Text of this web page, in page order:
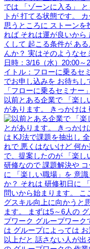
以前とある企業で 「楽し
があります。 きっかけは